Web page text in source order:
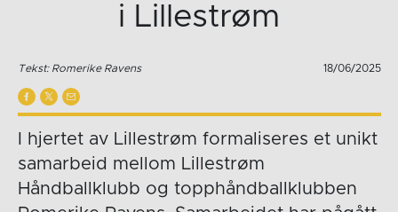
i Lillestrøm
Tekst: Romerike Ravens 18/06/2025
I hjertet av Lillestrøm formaliseres et unikt
samarbeid mellom Lillestrøm
Håndballklubb og topphåndballklubben